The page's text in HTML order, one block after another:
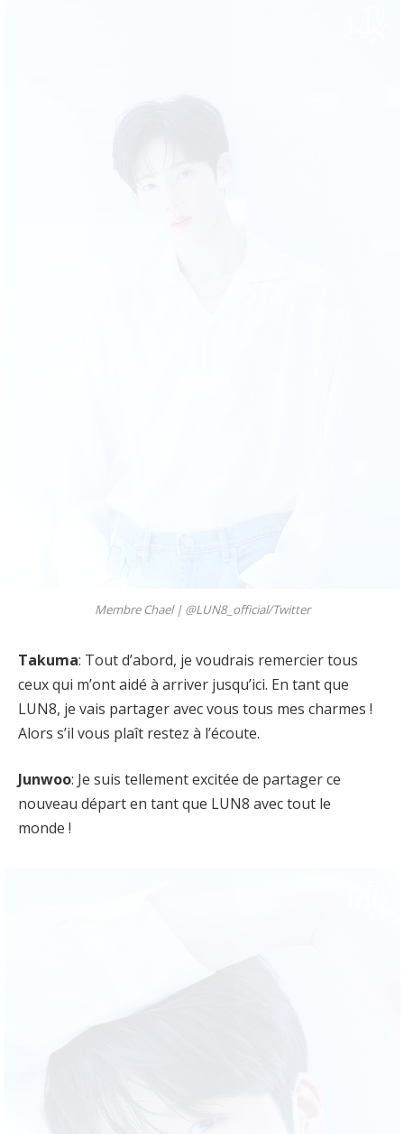
Membre Chael | @LUN8_official/Twitter
Takuma: Tout d’abord, je voudrais remercier tous
ceux qui m’ont aidé à arriver jusqu’ici. En tant que
LUN8, je vais partager avec vous tous mes charmes !
Alors s’il vous plaît restez à l’écoute.
Junwoo: Je suis tellement excitée de partager ce
nouveau départ en tant que LUN8 avec tout le
monde !